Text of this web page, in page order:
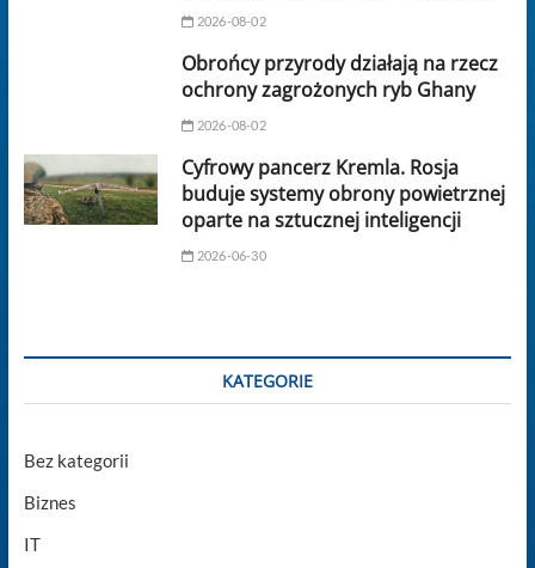
2026-08-02
Obrońcy przyrody działają na rzecz
ochrony zagrożonych ryb Ghany
2026-08-02
Cyfrowy pancerz Kremla. Rosja
buduje systemy obrony powietrznej
oparte na sztucznej inteligencji
2026-06-30
KATEGORIE
Bez kategorii
Biznes
IT